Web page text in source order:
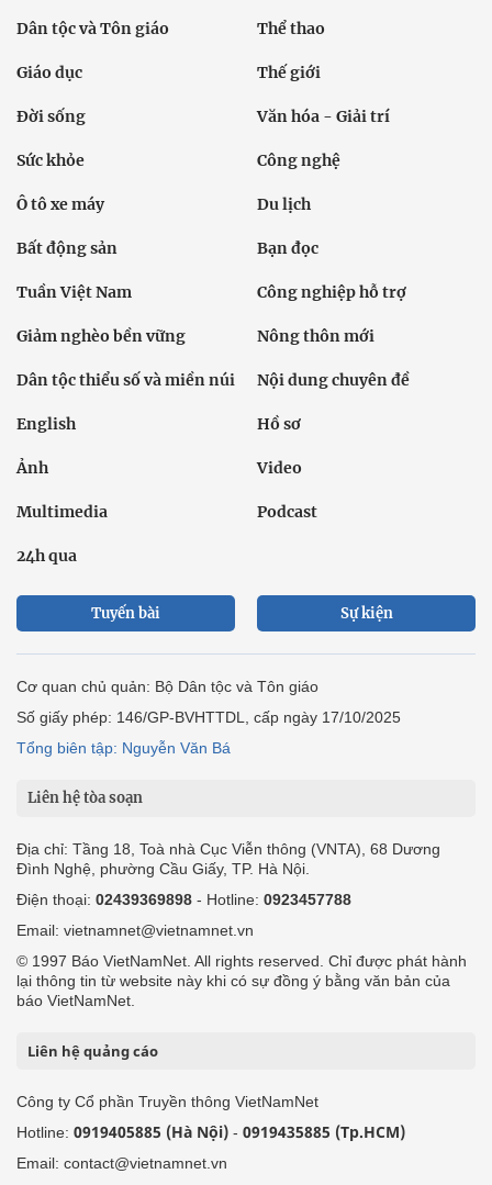
Dân tộc và Tôn giáo Thể thao
Giáo dục Thế giới
Đời sống Văn hóa - Giải trí
Sức khỏe Công nghệ
Ô tô xe máy Du lịch
Bất động sản Bạn đọc
Tuần Việt Nam Công nghiệp hỗ trợ
Giảm nghèo bền vững Nông thôn mới
Dân tộc thiểu số và miền núi Nội dung chuyên đề
English Hồ sơ
Ảnh Video
Multimedia Podcast
24h qua
Tuyến bài Sự kiện
Cơ quan chủ quản: Bộ Dân tộc và Tôn giáo
Số giấy phép: 146/GP-BVHTTDL, cấp ngày 17/10/2025
Tổng biên tập: Nguyễn Văn Bá
Liên hệ tòa soạn
Địa chỉ: Tầng 18, Toà nhà Cục Viễn thông (VNTA), 68 Dương
Đình Nghệ, phường Cầu Giấy, TP. Hà Nội.
Điện thoại: 02439369898 - Hotline: 0923457788
Email: vietnamnet@vietnamnet.vn
© 1997 Báo VietNamNet. All rights reserved. Chỉ được phát hành
lại thông tin từ website này khi có sự đồng ý bằng văn bản của
báo VietNamNet.
Liên hệ quảng cáo
Công ty Cổ phần Truyền thông VietNamNet
Hotline: 0919405885 (Hà Nội) - 0919435885 (Tp.HCM)
Email: contact@vietnamnet.vn